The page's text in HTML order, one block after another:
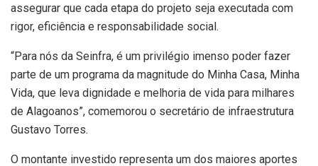
assegurar que cada etapa do projeto seja executada com
rigor, eficiência e responsabilidade social.
“Para nós da Seinfra, é um privilégio imenso poder fazer
parte de um programa da magnitude do Minha Casa, Minha
Vida, que leva dignidade e melhoria de vida para milhares
de Alagoanos”, comemorou o secretário de infraestrutura
Gustavo Torres.
O montante investido representa um dos maiores aportes